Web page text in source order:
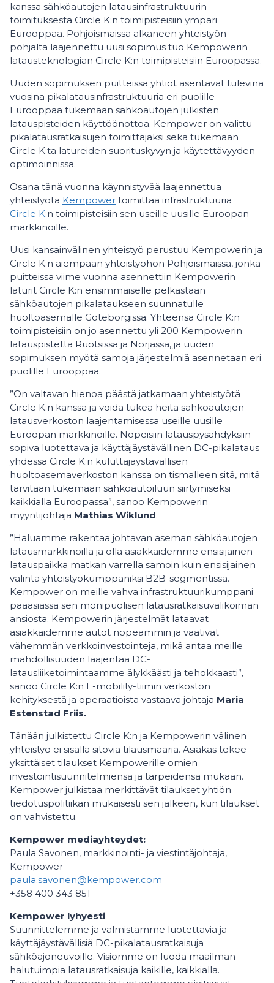
kanssa sähköautojen latausinfrastruktuurin
toimituksesta Circle K:n toimipisteisiin ympäri
Eurooppaa. Pohjoismaissa alkaneen yhteistyön
pohjalta laajennettu uusi sopimus tuo Kempowerin
latausteknologian Circle K:n toimipisteisiin Euroopassa.
Uuden sopimuksen puitteissa yhtiöt asentavat tulevina
vuosina pikalatausinfrastruktuuria eri puolille
Eurooppaa tukemaan sähköautojen julkisten
latauspisteiden käyttöönottoa. Kempower on valittu
pikalatausratkaisujen toimittajaksi sekä tukemaan
Circle K:ta latureiden suorituskyvyn ja käytettävyyden
optimoinnissa.
Osana tänä vuonna käynnistyvää laajennettua
yhteistyötä Kempower toimittaa infrastruktuuria
Circle K:n toimipisteisiin sen useille uusille Euroopan
markkinoille.
Uusi kansainvälinen yhteistyö perustuu Kempowerin ja
Circle K:n aiempaan yhteistyöhön Pohjoismaissa, jonka
puitteissa viime vuonna asennettiin Kempowerin
laturit Circle K:n ensimmäiselle pelkästään
sähköautojen pikalataukseen suunnatulle
huoltoasemalle Göteborgissa. Yhteensä Circle K:n
toimipisteisiin on jo asennettu yli 200 Kempowerin
latauspistettä Ruotsissa ja Norjassa, ja uuden
sopimuksen myötä samoja järjestelmiä asennetaan eri
puolille Eurooppaa.
”On valtavan hienoa päästä jatkamaan yhteistyötä
Circle K:n kanssa ja voida tukea heitä sähköautojen
latausverkoston laajentamisessa useille uusille
Euroopan markkinoille. Nopeisiin latauspysähdyksiin
sopiva luotettava ja käyttäjäystävällinen DC-pikalataus
yhdessä Circle K:n kuluttajaystävällisen
huoltoasemaverkoston kanssa on tismalleen sitä, mitä
tarvitaan tukemaan sähköautoiluun siirtymiseksi
kaikkialla Euroopassa”, sanoo Kempowerin
myyntijohtaja Mathias Wiklund.
”Haluamme rakentaa johtavan aseman sähköautojen
latausmarkkinoilla ja olla asiakkaidemme ensisijainen
latauspaikka matkan varrella samoin kuin ensisijainen
valinta yhteistyökumppaniksi B2B-segmentissä.
Kempower on meille vahva infrastruktuurikumppani
pääasiassa sen monipuolisen latausratkaisuvalikoiman
ansiosta. Kempowerin järjestelmät lataavat
asiakkaidemme autot nopeammin ja vaativat
vähemmän verkkoinvestointeja, mikä antaa meille
mahdollisuuden laajentaa DC-
latausliiketoimintaamme älykkäästi ja tehokkaasti”,
sanoo Circle K:n E-mobility-tiimin verkoston
kehityksestä ja operaatioista vastaava johtaja Maria
Estenstad Friis.
Tänään julkistettu Circle K:n ja Kempowerin välinen
yhteistyö ei sisällä sitovia tilausmääriä. Asiakas tekee
yksittäiset tilaukset Kempowerille omien
investointisuunnitelmiensa ja tarpeidensa mukaan.
Kempower julkistaa merkittävät tilaukset yhtiön
tiedotuspolitiikan mukaisesti sen jälkeen, kun tilaukset
on vahvistettu.
Kempower mediayhteydet:
Paula Savonen, markkinointi- ja viestintäjohtaja,
Kempower
paula.savonen@kempower.com
+358 400 343 851
Kempower lyhyesti
Suunnittelemme ja valmistamme luotettavia ja
käyttäjäystävällisiä DC-pikalatausratkaisuja
sähköajoneuvoille. Visiomme on luoda maailman
halutuimpia latausratkaisuja kaikille, kaikkialla.